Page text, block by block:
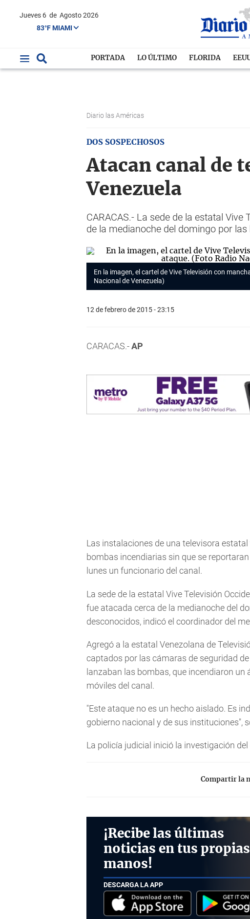
Jueves 6 de Agosto 2026
83°F MIAMI
PORTADA LO ÚLTIMO FLORIDA
Diario las Américas
DOS SOSPECHOSOS
Atacan canal de
Venezuela
CARACAS.- La sede de la estatal
de la medianoche del domingo por
En la imagen, el cartel de Vive Televisión con
Nacional de Venezuela)
12 de febrero de 2015 - 23:15
CARACAS.-AP
Las instalaciones de una televisora
bombas incendiarias sin que se
lunes un funcionario del canal.
La sede de la estatal Vive Televisión
fue atacada cerca de la medianoche del
desconocidos, indicó el coordinador del
Agregó a la estatal Venezolana de
captados por las cámaras de seguridad
lanzaban las bombas, que incendiaron
móviles del canal.
"Este ataque no es un hecho aislado. Es
gobierno nacional y de sus instituciones",
La policía judicial inició la investigación del
Compartir la
¡Recibe las últimas
noticias en tus propias
manos!
DESCARGA LA APP